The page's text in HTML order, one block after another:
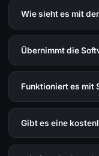
Wie sieht es mit
Übernimmt die
Funktioniert es mit
Gibt es eine